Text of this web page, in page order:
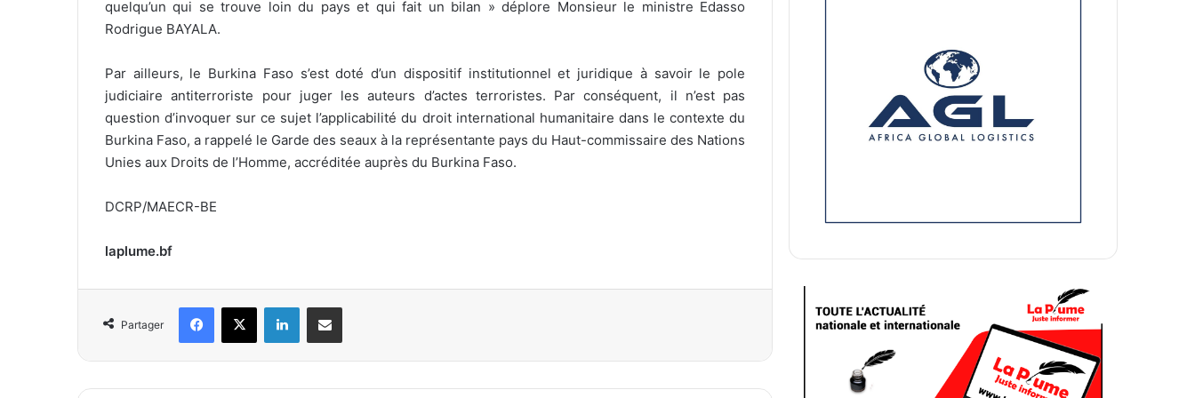
quelqu’un qui se trouve loin du pays et qui fait un bilan » déplore Monsieur le ministre Edasso
Rodrigue BAYALA.
Par ailleurs, le Burkina Faso s’est doté d’un dispositif institutionnel et juridique à savoir le pole
judiciaire antiterroriste pour juger les auteurs d’actes terroristes. Par conséquent, il n’est pas
question d’invoquer sur ce sujet l’applicabilité du droit international humanitaire dans le contexte du
Burkina Faso, a rappelé le Garde des seaux à la représentante pays du Haut-commissaire des Nations
Unies aux Droits de l’Homme, accréditée auprès du Burkina Faso.
DCRP/MAECR-BE
laplume.bf
Partager